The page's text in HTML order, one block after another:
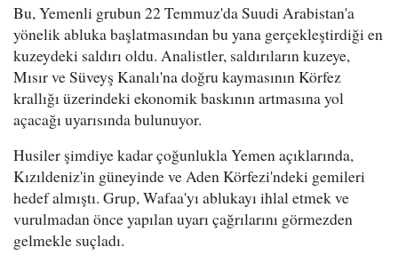
Bu, Yemenli grubun 22 Temmuz'da Suudi Arabistan'a
yönelik abluka başlatmasından bu yana gerçekleştirdiği en
kuzeydeki saldırı oldu. Analistler, saldırıların kuzeye,
Mısır ve Süveyş Kanalı'na doğru kaymasının Körfez
krallığı üzerindeki ekonomik baskının artmasına yol
açacağı uyarısında bulunuyor.
Husiler şimdiye kadar çoğunlukla Yemen açıklarında,
Kızıldeniz'in güneyinde ve Aden Körfezi'ndeki gemileri
hedef almıştı. Grup, Wafaa'yı ablukayı ihlal etmek ve
vurulmadan önce yapılan uyarı çağrılarını görmezden
gelmekle suçladı.